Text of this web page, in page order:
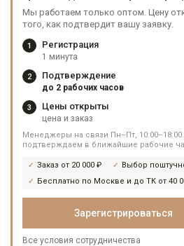
Мы работаем только оптом. Цену
того, как подтвердит вашу заявку.
1 Регистрация
1 минута
2 Подтверждение
до 2 рабочих часов
3 Цены открыты
цена и заказ
Менеджеры на связи Пн–Пт,
подтверждаем в ближайшие рабочие
Заказ от 20 000 ₽ Выбор
Бесплатно по Москве и до ТК от 40
Зарегистрироваться
Все условия сотрудничества